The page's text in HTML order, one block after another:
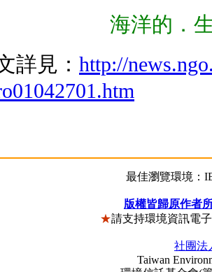
海洋的．
詳見： http://
最佳瀏覽環境：
版權皆歸原作者
★請支持環境資訊電
社團法
Taiwan